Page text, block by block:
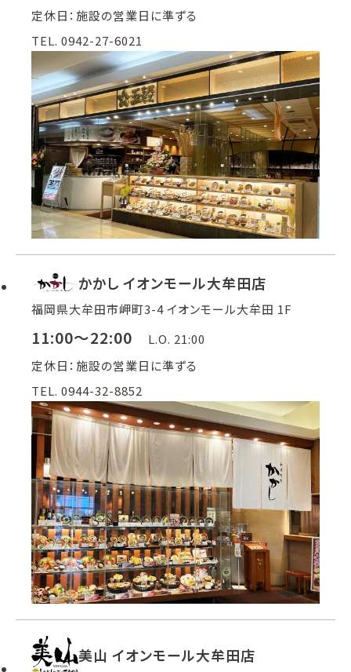
定休日：施設の営業日に準ずる
TEL. 0942-27-6021
かかし イオンモール大牟田店
福岡県大牟田市岬町3-4 イオンモール大牟田 1F
11:00～22:00
L.O. 21:00
定休日：施設の営業日に準ずる
TEL. 0944-32-8852
美山 イオンモール大牟田店